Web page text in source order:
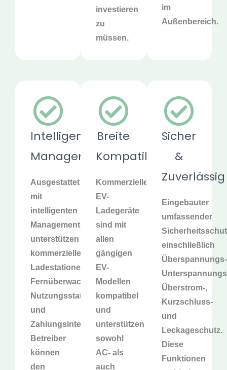
investieren
zu
müssen.
im
Außenbereich.
Intelligentes
Management
Ausgestattet
mit
intelligenten
Managementsystemen
unterstützen
kommerzielle
Ladestationen
Fernüberwachung,
Nutzungsstatistiken
und
Zahlungsintegration.
Betreiber
können
den
Breite
Kompatibilität
Kommerzielle
EV-
Ladegeräte
sind mit
allen
gängigen
EV-
Modellen
kompatibel
und
unterstützen
sowohl
AC- als
auch
Sicher
&
Zuverlässig
Eingebauter
umfassender
einschließlich
Überstrom-,
Kurzschluss-
und
Leckageschutz.
Diese
Funktionen